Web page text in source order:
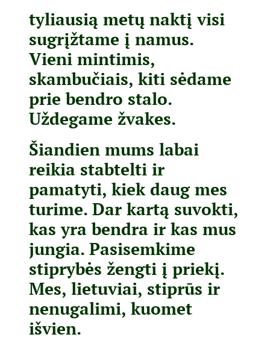
tyliausią metų naktį visi
sugrįžtame į namus.
Vieni mintimis,
skambučiais, kiti sėdame
prie bendro stalo.
Uždegame žvakes.
Šiandien mums labai
reikia stabtelti ir
pamatyti, kiek daug mes
turime. Dar kartą suvokti,
kas yra bendra ir kas mus
jungia. Pasisemkime
stiprybės žengti į priekį.
Mes, lietuviai, stiprūs ir
nenugalimi, kuomet
išvien.